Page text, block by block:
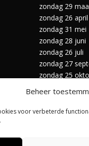
Beheer
voor verbeterde
zondag 29
zondag 26 april
zondag 31 mei
zondag 28 juni
zondag 26 juli
zondag 27
zondag 25
zondag 27